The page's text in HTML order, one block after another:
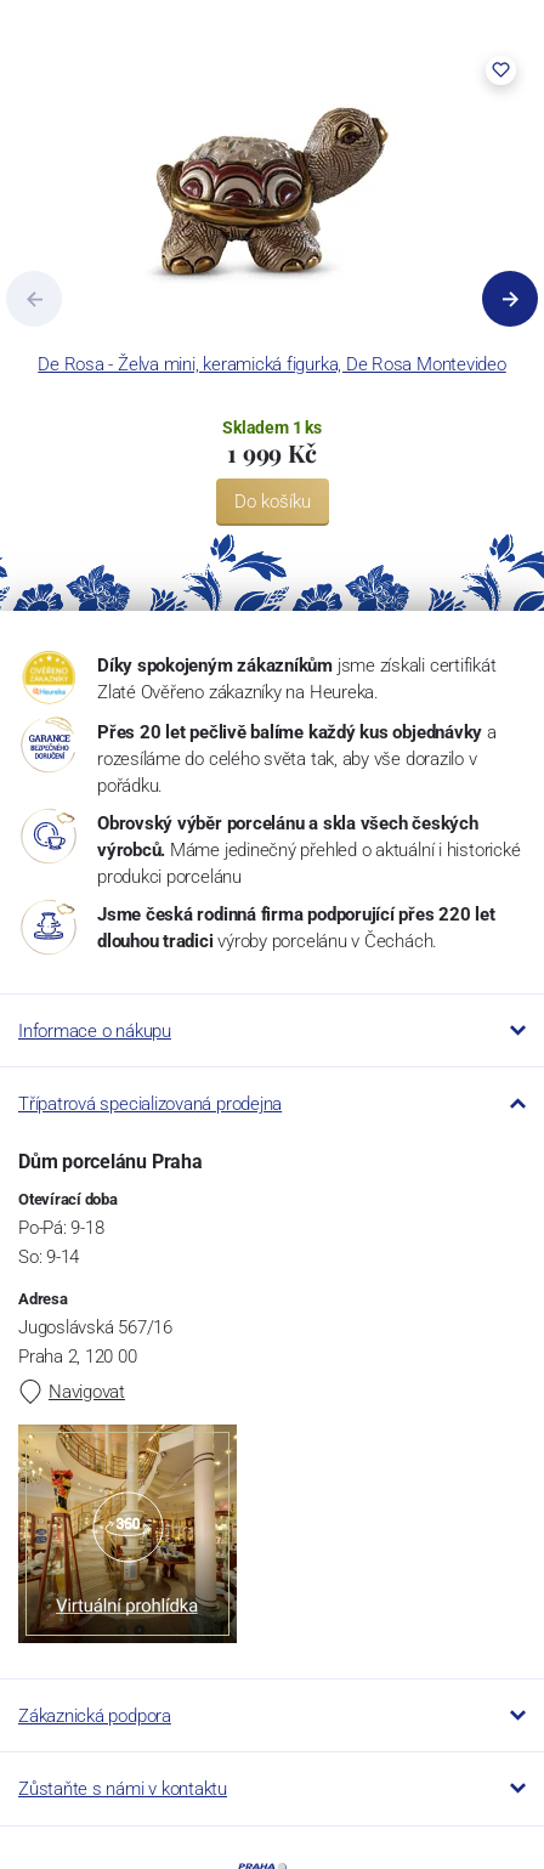
De Rosa - Želva mini, keramická figurka, De Rosa Montevideo
Skladem 1 ks
1 999 Kč
Do košíku
Díky spokojeným zákazníkům jsme získali certifikát
Zlaté Ověřeno zákazníky na Heureka.
Přes 20 let pečlivě balíme každý kus objednávky a
rozesíláme do celého světa tak, aby vše dorazilo v
pořádku.
Obrovský výběr porcelánu a skla všech českých
výrobců. Máme jedinečný přehled o aktuální i historické
produkci porcelánu
Jsme česká rodinná firma podporující přes 220 let
dlouhou tradici výroby porcelánu v Čechách.
Informace o nákupu
Třípatrová specializovaná prodejna
Dům porcelánu Praha
Otevírací doba
Po-Pá: 9-18
So: 9-14
Adresa
Jugoslávská 567/16
Praha 2, 120 00
Navigovat
Zákaznická podpora
Zůstaňte s námi v kontaktu